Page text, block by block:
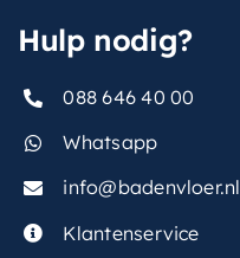
Hulp nodig?
088 646 40 00
Whatsapp
info@badenvloer.nl
Klantenservice